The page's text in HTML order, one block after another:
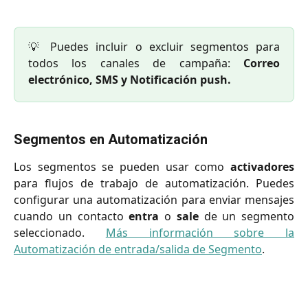
💡 Puedes incluir o excluir segmentos para
todos los canales de campaña: Correo
electrónico, SMS y Notificación push.
Segmentos en Automatización
Los segmentos se pueden usar como activadores
para flujos de trabajo de automatización. Puedes
configurar una automatización para enviar mensajes
cuando un contactoentra o salede un segmento
seleccionado. Más información sobre la
Automatización de entrada/salida de Segmento.